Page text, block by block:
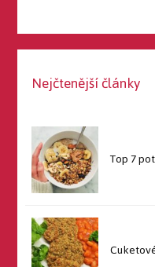
Nejčtenější články
Top 7